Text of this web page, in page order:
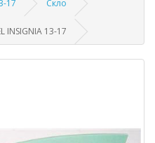
17
Скло
INSIGNIA 13-17